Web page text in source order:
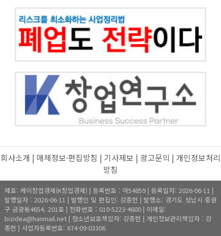
회사소개 | 매체정보·편집방침 | 기사제보 | 광고문의 | 개인정보처리
방침
제호: 케이창업경제(K창업경제) | 등록번호 : 아54859 | 등록일자: 2026-06-11 |
발행일자 : 2026-06-11 | 발행인 및 편집인: 강종헌 | 발행소: 경기도 성남시 중원
구 금광동4654. 201호 | 전화번호 : 010-5223-4600 | 이메일:
bizidea@hanmail.net | 청소년보호책임자: 강종헌 | 개인정보관리책임자 : 강
종헌 | 사업자등록번호: 674-09-03306